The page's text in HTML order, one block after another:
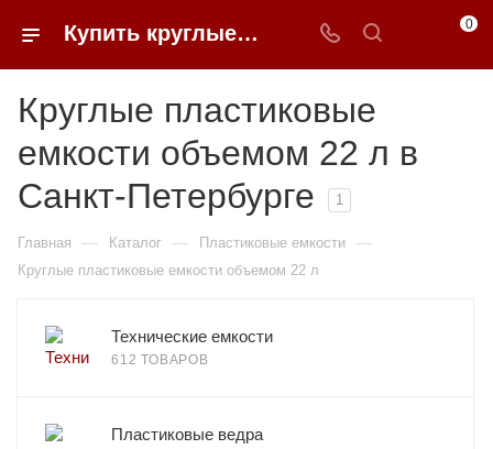
Купить круглые пластиковые емкости объемом 22 л в Санкт-Петербурге | 0FFER 0
Круглые пластиковые
емкости объемом 22 л в
Санкт-Петербурге
1
Главная — Каталог — Пластиковые емкости —
Круглые пластиковые емкости объемом 22 л
Технические емкости
612 ТОВАРОВ
Пластиковые ведра